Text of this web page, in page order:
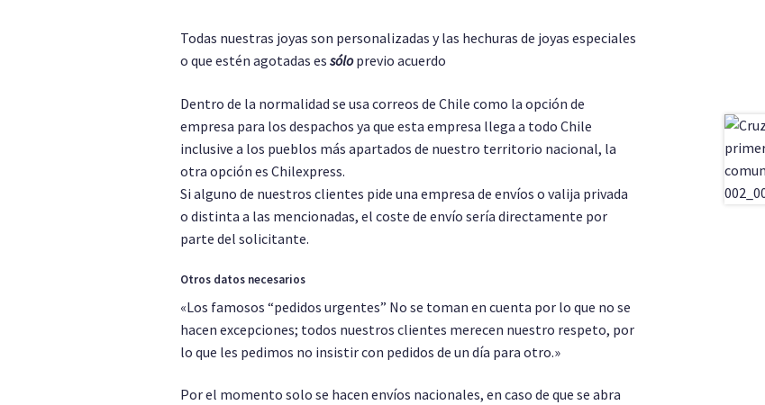
Todas nuestras joyas son personalizadas y las hechuras de joyas especiales
o que estén agotadas essóloprevio acuerdo
Dentro de la normalidad se usa correos de Chile como la opción de
empresa para los despachos ya que esta empresa llega a todo Chile
inclusive a los pueblos más apartados de nuestro territorio nacional, la
otra opción es Chilexpress.
Si alguno de nuestros clientes pide una empresa de envíos o valija privada
o distinta a las mencionadas, el coste de envío sería directamente por
parte del solicitante.
Otros datos necesarios
«Los famosos “pedidos urgentes” No se toman en cuenta por lo que no se
hacen excepciones; todos nuestros clientes merecen nuestro respeto, por
lo que les pedimos no insistir con pedidos de un día para otro.»
Por el momento solo se hacen envíos nacionales, en caso de que se abra